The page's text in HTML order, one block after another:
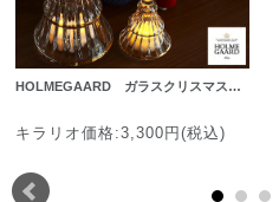
HOLMEGAARD ガラスクリスマス…
キラリオ価格:3,300円(税込)